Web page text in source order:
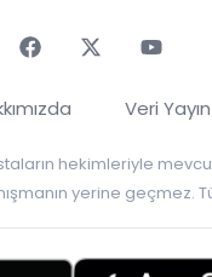
Veri
hekimleriyle
yerine geçmez.